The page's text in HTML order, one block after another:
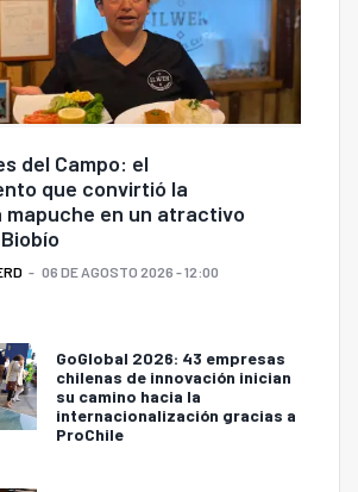
del Campo: el
que convirtió la
mapuche en un atractivo
06 DE AGOSTO 2026 - 12:00
GoGlobal 2026: 43 empresas
chilenas de innovación inician
su camino hacia la
internacionalización gracias a
ProChile